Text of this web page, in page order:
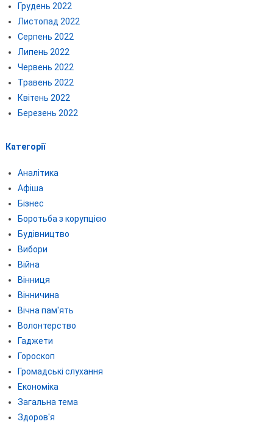
Грудень 2022
Листопад 2022
Серпень 2022
Липень 2022
Червень 2022
Травень 2022
Квітень 2022
Березень 2022
Категорії
Аналітика
Афіша
Бізнес
Боротьба з корупцією
Будівництво
Вибори
Війна
Вінниця
Вінничина
Вічна пам'ять
Волонтерство
Гаджети
Гороскоп
Громадські слухання
Економіка
Загальна тема
Здоров'я